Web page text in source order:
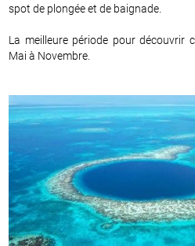
spot de plongée et de baignade.
La meilleure période pour découvrir
Mai à Novembre.